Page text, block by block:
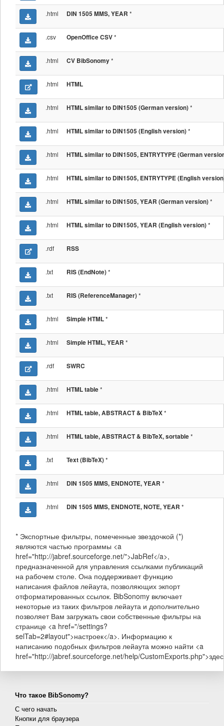
.html DIN 1505 MMS, YEAR *
.csv OpenOffice CSV*
.html CV BibSonomy*
.html HTML
.html HTML similar to DIN1505 (German version)*
.html HTML similar to DIN1505 (English version)*
.html HTML similar to DIN1505, ENTRYTYPE (German
.html HTML similar to DIN1505, ENTRYTYPE (English
.html HTML similar to DIN1505, YEAR (German version)*
.html HTML similar to DIN1505, YEAR (English version)*
.rdf RSS
.txt RIS (EndNote)*
.txt RIS (ReferenceManager)*
.html Simple HTML*
.html Simple HTML, YEAR *
.rdf SWRC
.html HTML table*
.html HTML table, ABSTRACT & BibTeX*
.html HTML table, ABSTRACT & BibTeX, sortable*
.txt Text (BibTeX)*
.html DIN 1505 MMS, ENDNOTE, YEAR *
.html DIN 1505 MMS, ENDNOTE, NOTE, YEAR *
* Экспортные фильтры, помеченные звездочкой (*)
являются частью программы <a
href="http://jabref.sourceforge.net/">JabRef</a>,
предназначенной для управления ссылками публикаций
на рабочем столе. Она поддерживает функцию
написания файлов лейаута, позволяющих экпорт
отформатированных ссылок. BibSonomy включает
некоторые из таких фильтров лейаута и дополнительно
позволяет Вам загружать свои собственные фильтры на
странице <a href="/settings?
selTab=2#layout">настроек</a>. Информацию к
написанию подобных фильтров лейаута можно найти <a
href="http://jabref.sourceforge.net/help/
Что такое BibSonomy?
С чего начать
Кнопки для браузера